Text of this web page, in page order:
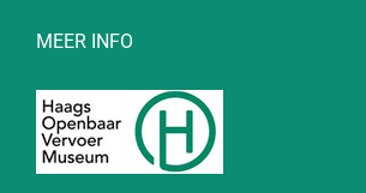
MEER INFO